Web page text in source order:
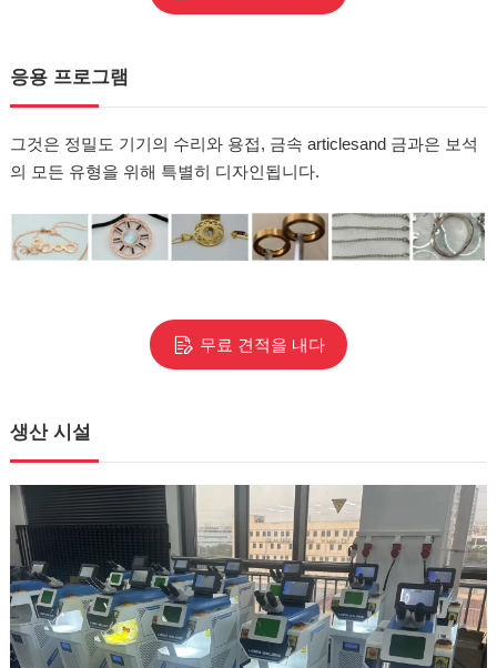
응용 프로그램
그것은 정밀도 기기의 수리와 용접, 금속 articlesand 금과은 보석
의 모든 유형을 위해 특별히 디자인됩니다.
무료 견적을 내다
생산 시설